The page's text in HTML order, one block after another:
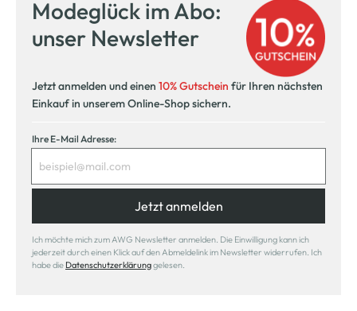
Modeglück im Abo:
unser Newsletter
Jetzt anmelden und einen 10% Gutschein für Ihren nächsten
Einkauf in unserem Online-Shop sichern.
Ihre E-Mail Adresse:
Jetzt anmelden
Ich möchte mich zum AWG Newsletter anmelden. Die Einwilligung kann ich
jederzeit durch einen Klick auf den Abmeldelink im Newsletter widerrufen. Ich
habe die Datenschutzerklärunggelesen.